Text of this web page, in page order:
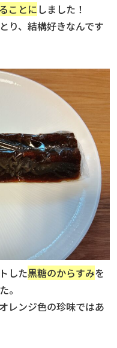
ことに しました！
り、結構好きなんです
した黒糖のからすみを
。
レンジ色の珍味ではあ